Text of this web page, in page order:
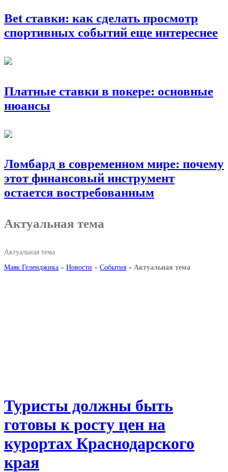
Bet ставки: как сделать просмотр
спортивных событий еще интереснее
Платные ставки в покере: основные
нюансы
Ломбард в современном мире: почему
этот финансовый инструмент
остается востребованным
Актуальная тема
Актуальная тема
Маяк Геленджика » Новости » События » Актуальная тема
Туристы должны быть
готовы к росту цен на
курортах Краснодарского
края